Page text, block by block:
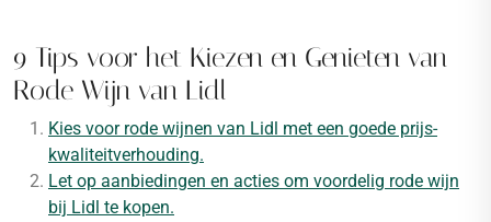
9 Tips voor het Kiezen en Genieten van
Rode Wijn van Lidl
Kies voor rode wijnen van Lidl met een goede prijs-
kwaliteitverhouding.
Let op aanbiedingen en acties om voordelig rode wijn
bij Lidl te kopen.